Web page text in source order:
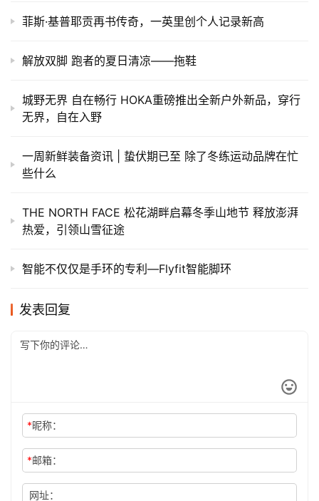
菲斯·基普耶贡再书传奇，一英里创个人记录新高
解放双脚 跑者的夏日清凉——拖鞋
城野无界 自在畅行 HOKA重磅推出全新户外新品，穿行
无界，自在入野
一周新鲜装备资讯 | 蛰伏期已至 除了冬练运动品牌在忙
些什么
THE NORTH FACE 松花湖畔启幕冬季山地节 释放澎湃
热爱，引领山雪征途
智能不仅仅是手环的专利—Flyfit智能脚环
发表回复
*昵称：
*邮箱：
网址：